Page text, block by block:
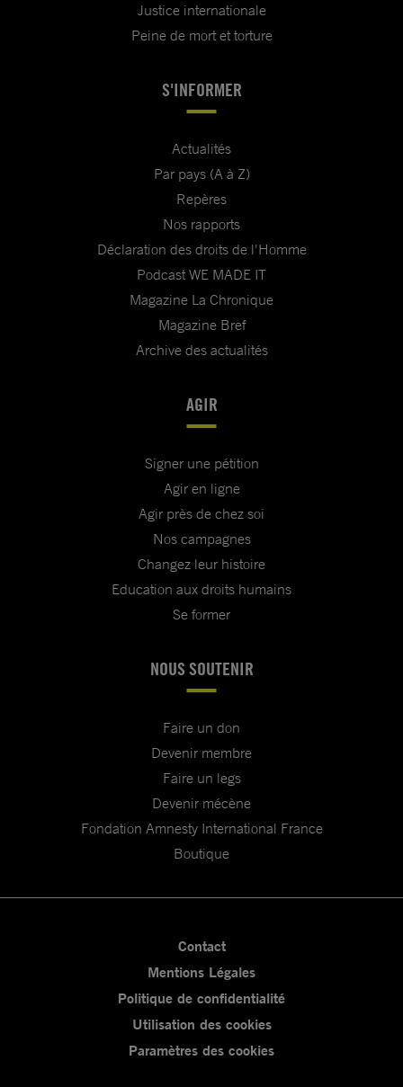
Justice internationale
Peine de mort et torture
S'INFORMER
Actualités
Par pays (A à Z)
Repères
Nos rapports
Déclaration des droits de l'Homme
Podcast WE MADE IT
Magazine La Chronique
Magazine Bref
Archive des actualités
AGIR
Signer une pétition
Agir en ligne
Agir près de chez soi
Nos campagnes
Changez leur histoire
Education aux droits humains
Se former
NOUS SOUTENIR
Faire un don
Devenir membre
Faire un legs
Devenir mécène
Fondation Amnesty International France
Boutique
Contact
Mentions Légales
Politique de confidentialité
Utilisation des cookies
Paramètres des cookies